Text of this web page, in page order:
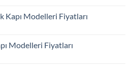
Kapı Modelleri Fiyatları
Modelleri Fiyatları